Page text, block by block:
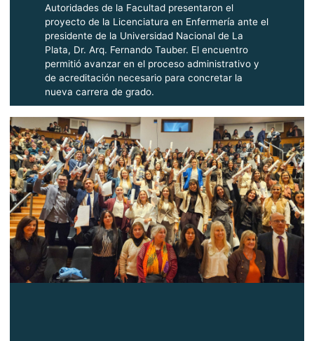
Autoridades de la Facultad presentaron el
proyecto de la Licenciatura en Enfermería ante el
presidente de la Universidad Nacional de La
Plata, Dr. Arq. Fernando Tauber. El encuentro
permitió avanzar en el proceso administrativo y
de acreditación necesario para concretar la
nueva carrera de grado.